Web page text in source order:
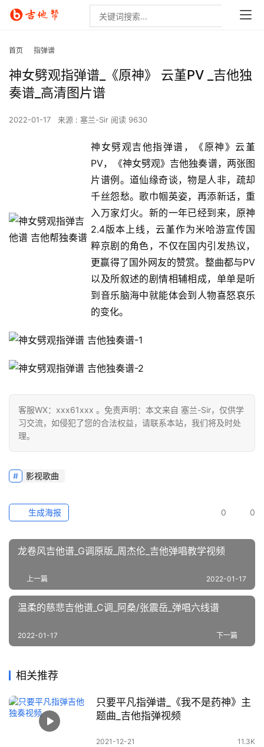
首页 指弹谱
神女劈观指弹谱_《原神》 云堇PV _吉他独
奏谱_高清图片谱
2022-01-17 来源 : 塞兰-Sir 阅读 9630
神女劈观吉他指弹谱，《原神》云堇
PV，《神女劈观》吉他独奏谱，两张图
片谱例。道仙缘奇谈，物是人非，疏却
千丝怨愁。歌巾帼英姿，再添新话，重
入万家灯火。新的一年已经到来，原神
2.4版本上线，云堇作为米哈游宣传国
粹京剧的角色，不仅在国内引发热议，
更赢得了国外网友的赞赏。整曲都与PV
以及所叙述的剧情相辅相成，单单是听
到音乐脑海中就能体会到人物喜怒哀乐
的变化。
客服WX：xxx61xxx 。免责声明：本文来自 塞兰-Sir，仅供学
习交流，如侵犯了您的合法权益，请联系本站，我们将及时处
理。
影视歌曲
0 0
生成海报
龙卷风吉他谱_G调原版_周杰伦_吉他弹唱教学视频
上一篇 2022-01-17
温柔的慈悲吉他谱_C调_阿桑/张震岳_弹唱六线谱
下一篇
2022-01-17
相关推荐
只要平凡指弹谱_《我不是药神》主
题曲_吉他指弹视频
2021-12-21 11.3K